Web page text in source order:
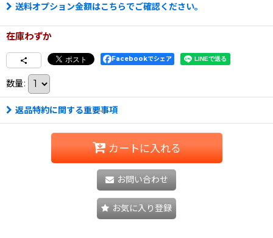
送料オプション金額はこちらでご確認ください。
在庫わずか
Facebookでシェア
数量:
返品特約に関する重要事項
カートに入れる
お問い合わせ
お気に入り登録